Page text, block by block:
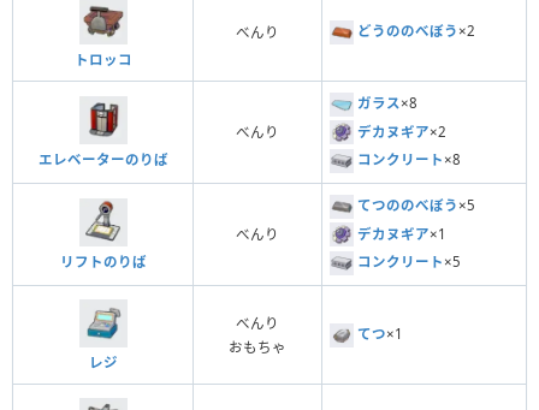
トロッコ
べんり どうののべぼう ×2
エレベーターのりば
べんり
ガラス ×8
デカヌギア×2
コンクリート ×8
リフトのりば
べんり
てつののべぼう ×5
デカヌギア×1
コンクリート ×5
レジ
べんり
おもちゃ
てつ×1